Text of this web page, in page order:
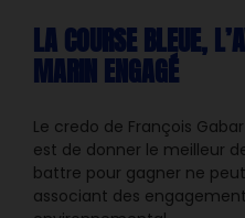
LA COURSE BLEUE,
MARIN ENGAGÉ
Le credo de François
est de donner le meilleur
battre pour gagner ne
associant des